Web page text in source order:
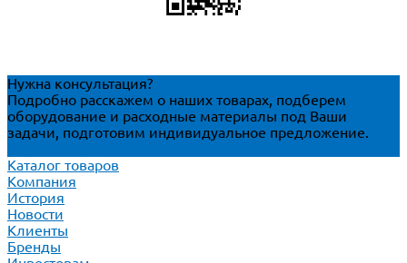
Нужна консультация?
Подробно расскажем о наших товарах, подберем
оборудование и расходные материалы под Ваши
задачи, подготовим индивидуальное предложение.
Каталог товаров
Компания
История
Новости
Клиенты
Бренды